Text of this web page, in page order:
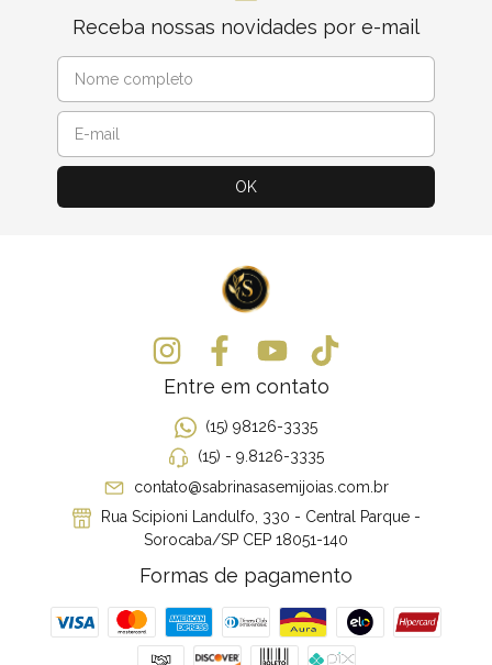
Receba nossas novidades por e-mail
Entre em contato
(15) 98126-3335
(15) - 9.8126-3335
contato@sabrinasasemijoias.com.br
Rua Scipioni Landulfo, 330 - Central Parque -
Sorocaba/SP CEP 18051-140
Formas de pagamento